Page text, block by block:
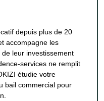
depuis plus de 20
accompagne les
leur investissement
services ne remplit
étudie votre
bail commercial pour